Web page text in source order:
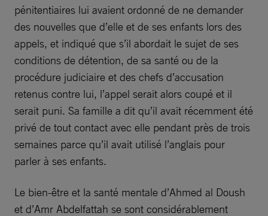
pénitentiaires lui avaient ordonné de ne demander
des nouvelles que d’elle et de ses enfants lors des
appels, et indiqué que s’il abordait le sujet de ses
conditions de détention, de sa santé ou de la
procédure judiciaire et des chefs d’accusation
retenus contre lui, l’appel serait alors coupé et il
serait puni. Sa famille a dit qu’il avait récemment été
privé de tout contact avec elle pendant près de trois
semaines parce qu’il avait utilisé l’anglais pour
parler à ses enfants.
Le bien-être et la santé mentale d’Ahmed al Doush
et d’Amr Abdelfattah se sont considérablement